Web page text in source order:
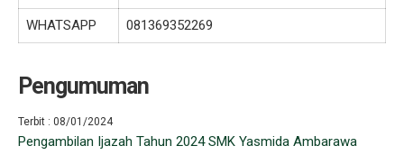
WHATSAPP 081369352269
Pengumuman
Terbit : 08/01/2024
Pengambilan Ijazah Tahun 2024 SMK Yasmida Ambarawa